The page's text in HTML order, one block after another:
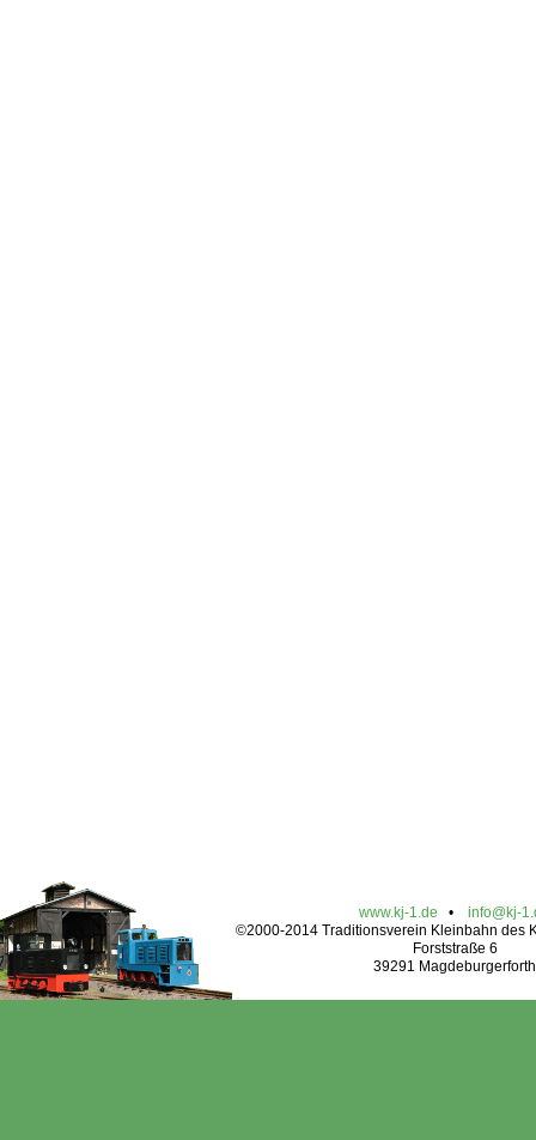
www.kj-1.de • info@kj-
©2000-2014 Traditionsverein Kleinbahn des
Forststraße 6
39291 Magdeburgerforth